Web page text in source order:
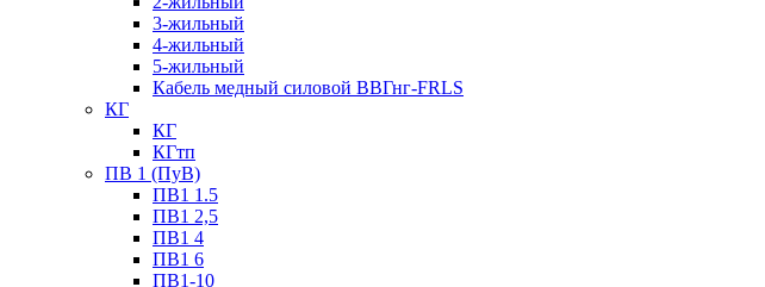
3-жильный
4-жильный
5-жильный
Кабель медный силовой ВВГнг-FRLS
КГ
КГ
КГтп
ПВ 1 (ПуВ)
ПВ1 1.5
ПВ1 2,5
ПВ1 4
ПВ1 6
ПВ1-10